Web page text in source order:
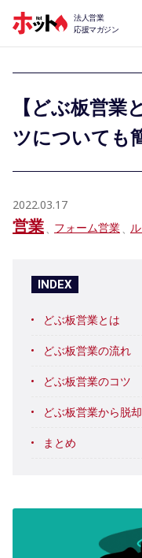
法人営業
応援マガジン
【どぶ板営業
ツについても
2022.03.17
営業 フォーム営業
INDEX
どぶ板営業とは
どぶ板営業の流れ
どぶ板営業のコツ
どぶ板営業から脱
まとめ